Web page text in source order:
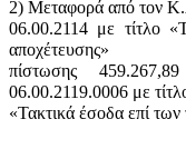
2) Μεταφορά από τον
06.00.2114 με τίτλο
αποχέτευσης»
πίστωσης
06.00.2119.0006 με
«Τακτικά έσοδα επί